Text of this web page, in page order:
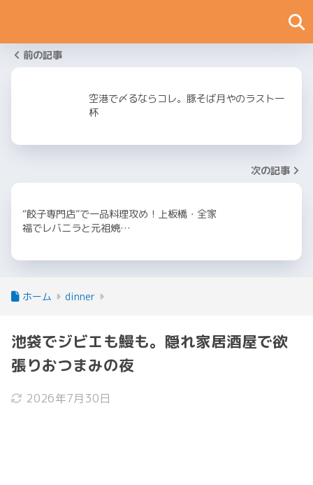
前の記事
空港で〆るならコレ。豚そば月やのラスト一
杯
次の記事
“餃子専門店”で一品料理攻め！上板橋・全家
福でレバニラと元祖焼…
ホーム dinner
池袋でジビエも鰻も。隠れ家居酒屋で欲
張りおつまみの夜
2026年7月30日